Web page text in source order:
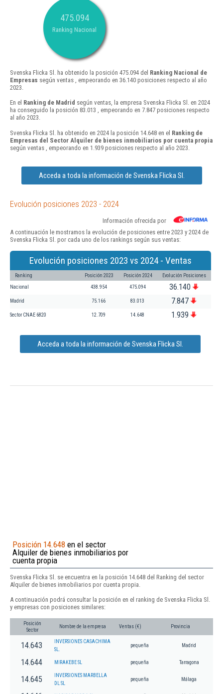
475.094
Ranking Nacional
Svenska Flicka Sl. ha obtenido la posición 475.094 del Ranking Nacional de
Empresas según ventas , empeorando en 36.140 posiciones respecto al año
2023.
En el Ranking de Madrid según ventas, la empresa Svenska Flicka Sl. en 2024
ha conseguido la posición 83.013 , empeorando en 7.847 posiciones respecto
al año 2023.
Svenska Flicka Sl. ha obtenido en 2024 la posición 14.648 en el Ranking de
Empresas del Sector Alquiler de bienes inmobiliarios por cuenta propia
según ventas , empeorando en 1.939 posiciones respecto al año 2023.
Acceda a toda la información de Svenska Flicka Sl.
Evolución posiciones 2023 - 2024
Información ofrecida por
A continuación le mostramos la evolución de posiciones entre 2023 y 2024 de
Svenska Flicka Sl. por cada uno de los rankings según sus ventas:
Evolución posiciones 2023 vs 2024 - Ventas
Ranking Posición 2023 Posición 2024 Evolución Posiciones
Nacional 438.954 475.094 36.140
Madrid 75.166 83.013 7.847
Sector CNAE 6820 12.709 14.648 1.939
Acceda a toda la información de Svenska Flicka Sl.
Posición 14.648 en el sector
Alquiler de bienes inmobiliarios por
cuenta propia
Svenska Flicka Sl. se encuentra en la posición 14.648 del Ranking del sector
Alquiler de bienes inmobiliarios por cuenta propia.
A continuación podrá consultar la posición en el ranking de Svenska Flicka Sl.
y empresas con posiciones similares:
Posición
Sector
Nombre de la empresa Ventas (€) Provincia
14.643
INVERSIONES CASACHIMA
SL.
pequeña Madrid
14.644 MIRAKEBE SL pequeña Tarragona
14.645
INVERSIONES MARBELLA
DL SL
pequeña Málaga